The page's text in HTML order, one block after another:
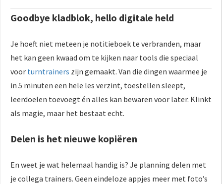
Goodbye kladblok, hello digitale held
Je hoeft niet meteen je notitieboek te verbranden, maar
het kan geen kwaad om te kijken naar tools die speciaal
voor turntrainers zijn gemaakt. Van die dingen waarmee je
in 5 minuten een hele les verzint, toestellen sleept,
leerdoelen toevoegt én alles kan bewaren voor later. Klinkt
als magie, maar het bestaat echt.
Delen is het nieuwe kopiëren
En weet je wat helemaal handig is? Je planning delen met
je collega trainers. Geen eindeloze appjes meer met foto’s